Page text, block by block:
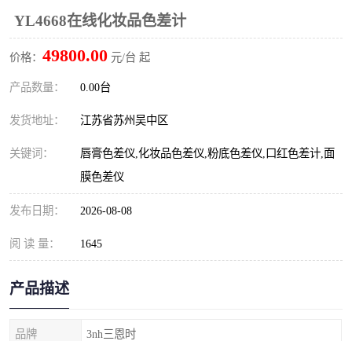
YL4668在线化妆品色差计
价格： 49800.00 元/台 起
产品数量： 0.00台
发货地址： 江苏省苏州吴中区
关键词：
唇膏色差仪,化妆品色差仪,粉底色差仪,口红色差计,面
膜色差仪
发布日期： 2026-08-08
阅 读 量： 1645
产品描述
品牌 3nh三恩时
条码扫描仪维修